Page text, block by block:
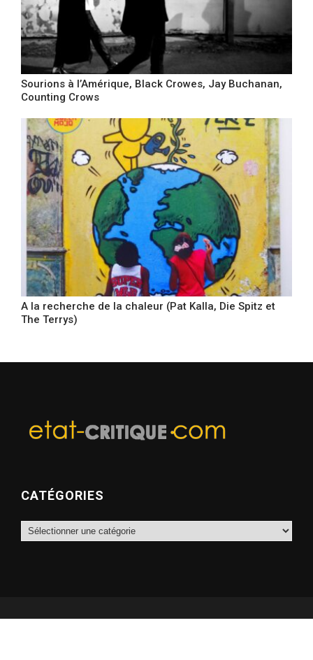
Sourions à l’Amérique, Black Crowes, Jay Buchanan,
Counting Crows
A la recherche de la chaleur (Pat Kalla, Die Spitz et
The Terrys)
CATÉGORIES
Catégories